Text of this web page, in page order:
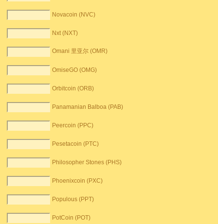
Novacoin (NVC)
Nxt (NXT)
Omani 里亚尔 (OMR)
OmiseGO (OMG)
Orbitcoin (ORB)
Panamanian Balboa (PAB)
Peercoin (PPC)
Pesetacoin (PTC)
Philosopher Stones (PHS)
Phoenixcoin (PXC)
Populous (PPT)
PotCoin (POT)